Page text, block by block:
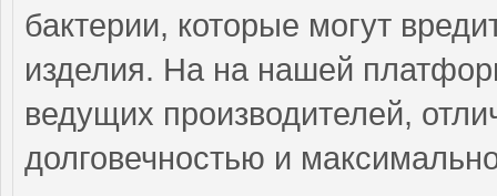
бактерии, которые могут
изделия. На на нашей
ведущих производителей,
долговечностью и